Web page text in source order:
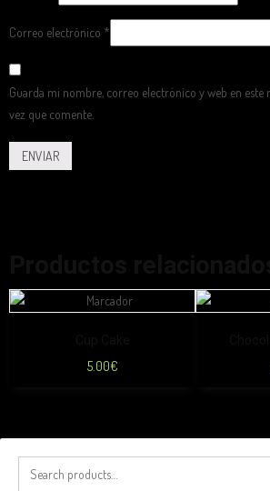
Correo electrónico *
Guarda mi nombre, correo electrónico y web en este
vez que comente.
5.00€